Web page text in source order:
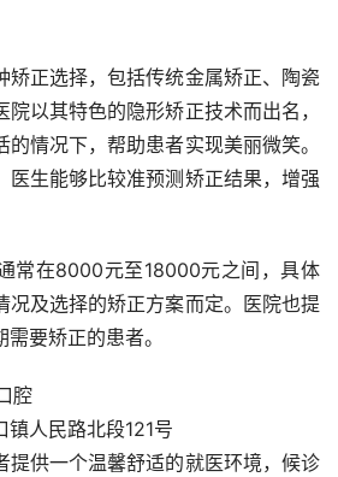
矫正选择，包括传统金属矫正、陶瓷
以其特色的隐形矫正技术而出名，
情况下，帮助患者实现美丽微笑。
医生能够比较准预测矫正结果，增强
常在8000元至18000元之间，具体
况及选择的矫正方案而定。医院也提
要矫正的患者。
腔
人民路北段121号
提供一个温馨舒适的就医环境，候诊